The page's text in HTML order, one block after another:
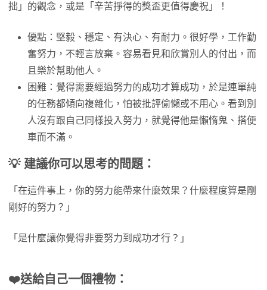
拙」的觀念，或是「辛苦掙得的獎盃更值得慶祝」！
優點：堅毅、穩定、有決心、有耐力。很好學，工作勤
奮努力，不輕言放棄。容易看見和欣賞別人的付出，而
且樂於幫助他人。
困難：覺得需要經過努力的成功才算成功，於是連單純
的任務都傾向複雜化，怕被批評偷懶或不用心。看到別
人沒有跟自己同樣投入努力，就覺得他是懶惰鬼、搭便
車而不滿。
💡 建議你可以思考的問題：
「在這件事上，你的努力能帶來什麼效果？什麼程度算是剛
剛好的努力？」
「是什麼讓你覺得非要努力到成功才行？」
❤️送給自己一個禮物：